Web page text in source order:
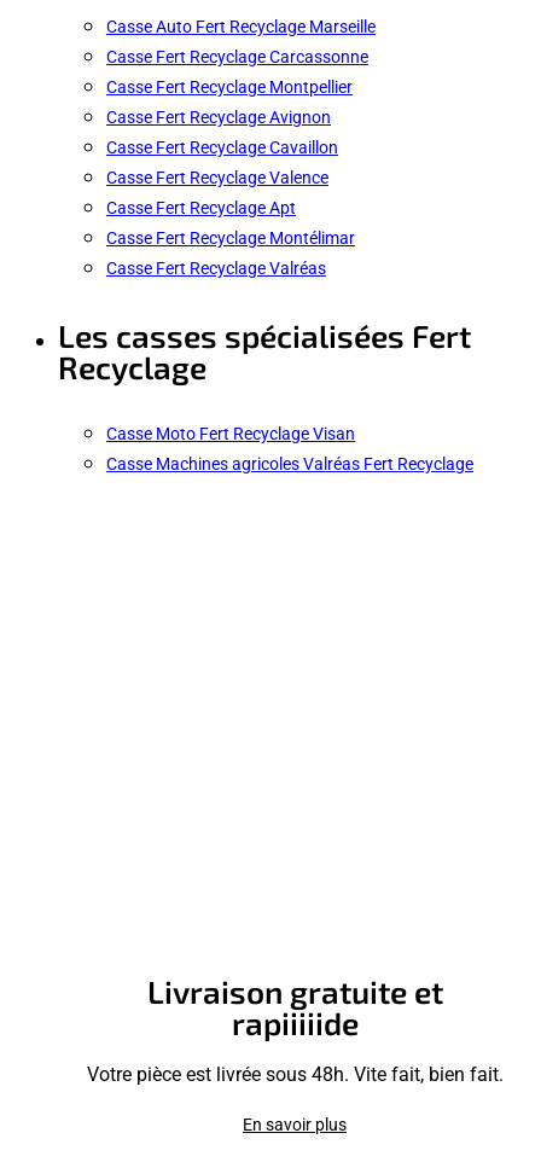
Casse Auto Fert Recyclage Marseille
Casse Fert Recyclage Carcassonne
Casse Fert Recyclage Montpellier
Casse Fert Recyclage Avignon
Casse Fert Recyclage Cavaillon
Casse Fert Recyclage Valence
Casse Fert Recyclage Apt
Casse Fert Recyclage Montélimar
Casse Fert Recyclage Valréas
Les casses spécialisées Fert
Recyclage
Casse Moto Fert Recyclage Visan
Casse Machines agricoles Valréas Fert Recyclage
Livraison gratuite et
rapiiiiide
Votre pièce est livrée sous 48h. Vite fait, bien fait.
En savoir plus